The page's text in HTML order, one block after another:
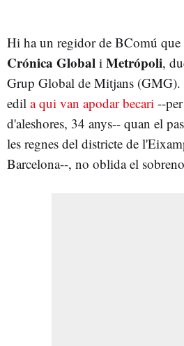
Hi ha un regidor de BComú que
Crónica Global i Metrópoli,
Grup Global de Mitjans (GMG).
edil a qui van apodar becari --
d'aleshores, 34 anys-- quan el
les regnes del districte de
Barcelona--, no oblida el